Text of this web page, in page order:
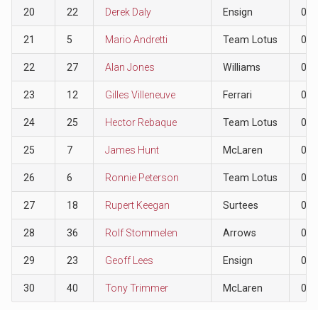
20 22 Derek Daly Ensign 0
21 5 Mario Andretti Team Lotus 0
22 27 Alan Jones Williams 0
23 12 Gilles Villeneuve Ferrari 0
24 25 Hector Rebaque Team Lotus 0
25 7 James Hunt McLaren 0
26 6 Ronnie Peterson Team Lotus 0
27 18 Rupert Keegan Surtees 0
28 36 Rolf Stommelen Arrows 0
29 23 Geoff Lees Ensign 0
30 40 Tony Trimmer McLaren 0